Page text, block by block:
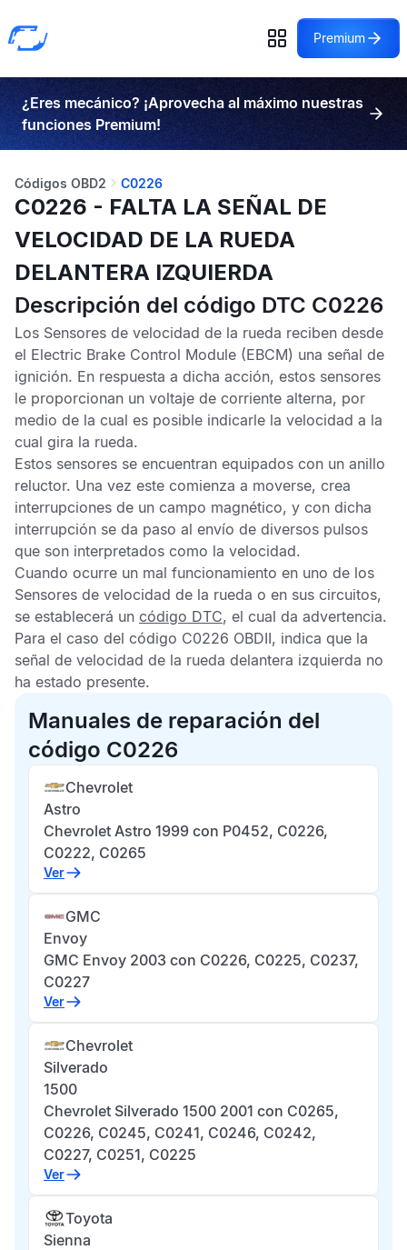
Premium
¿Eres mecánico? ¡Aprovecha al máximo nuestras
funciones Premium!
Códigos OBD2 C0226
C0226 - FALTA LA SEÑAL DE
VELOCIDAD DE LA RUEDA
DELANTERA IZQUIERDA
Descripción del código DTC C0226
Los Sensores de velocidad de la rueda reciben desde
el Electric Brake Control Module (EBCM) una señal de
ignición. En respuesta a dicha acción, estos sensores
le proporcionan un voltaje de corriente alterna, por
medio de la cual es posible indicarle la velocidad a la
cual gira la rueda.
Estos sensores se encuentran equipados con un anillo
reluctor. Una vez este comienza a moverse, crea
interrupciones de un campo magnético, y con dicha
interrupción se da paso al envío de diversos pulsos
que son interpretados como la velocidad.
Cuando ocurre un mal funcionamiento en uno de los
Sensores de velocidad de la rueda o en sus circuitos,
se establecerá un código DTC, el cual da advertencia.
Para el caso del código C0226 OBDII, indica que la
señal de velocidad de la rueda delantera izquierda no
ha estado presente.
Manuales de reparación del
código C0226
Chevrolet
Astro
Chevrolet Astro 1999 con P0452, C0226,
C0222, C0265
Ver
GMC
Envoy
GMC Envoy 2003 con C0226, C0225, C0237,
C0227
Ver
Chevrolet
Silverado
1500
Chevrolet Silverado 1500 2001 con C0265,
C0226, C0245, C0241, C0246, C0242,
C0227, C0251, C0225
Ver
Toyota
Sienna